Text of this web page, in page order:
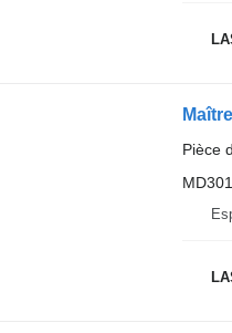
Pièce